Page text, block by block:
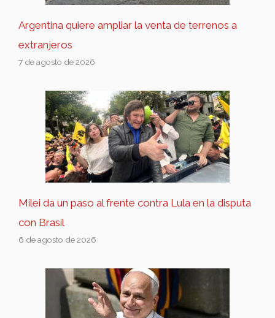
Argentina quiere ampliar la venta de terrenos a
extranjeros
7 de agosto de 2026
Milei da un paso al frente contra Lula en la disputa
con Brasil
6 de agosto de 2026